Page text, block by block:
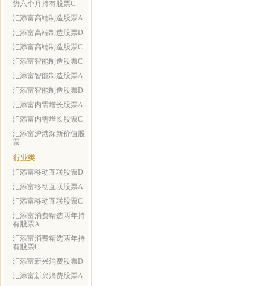
势六个月持有股票C
汇添富高端制造股票A
汇添富高端制造股票D
汇添富高端制造股票C
汇添富智能制造股票C
汇添富智能制造股票A
汇添富智能制造股票D
汇添富内需增长股票A
汇添富内需增长股票C
汇添富沪港深新价值股
票
行业类
汇添富移动互联股票D
汇添富移动互联股票A
汇添富移动互联股票C
汇添富消费精选两年持
有股票A
汇添富消费精选两年持
有股票C
汇添富新兴消费股票D
汇添富新兴消费股票A